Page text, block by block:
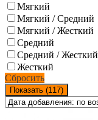
Мягкий
Мягкий / Средний
Мягкий / Жесткий
Средний
Средний / Жесткий
Жесткий
Сбросить
Показать (117)